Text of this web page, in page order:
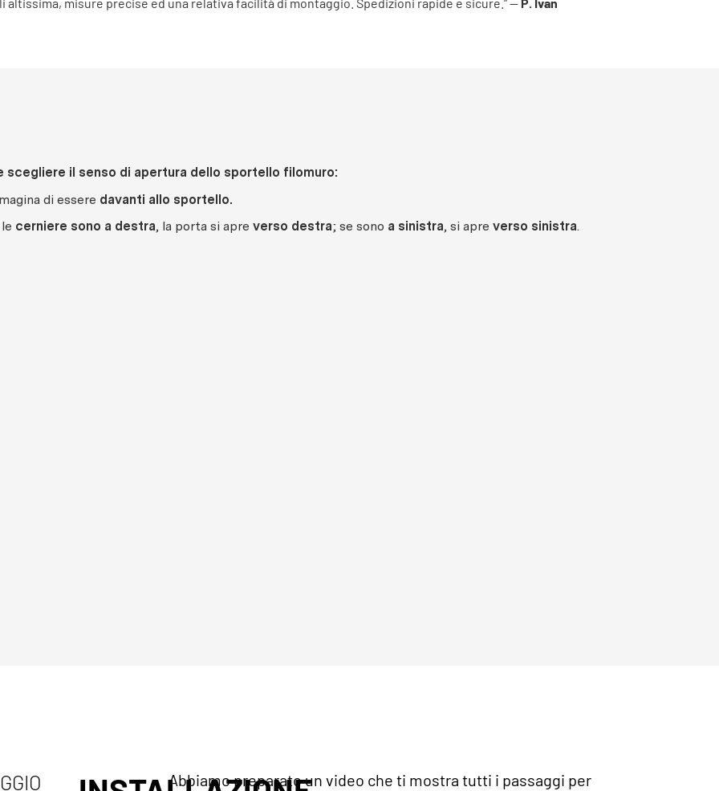
scegliere il senso di apertura dello sportello filomuro:
di essere davanti allo sportello.
cerniere sono a destra, la porta si apre verso destra; se sono a sinistra, si apre verso sinistra.
Abbiamo preparato un video che ti mostra tutti i passaggi per